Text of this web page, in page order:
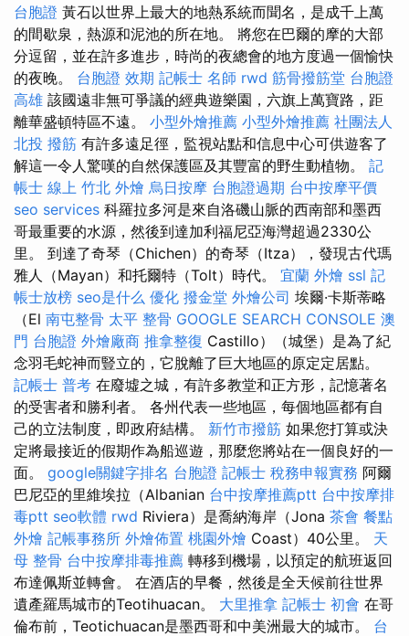
台胞證 黃石以世界上最大的地熱系統而聞名，是成千上萬
的間歇泉，熱源和泥池的所在地。 將您在巴爾的摩的大部
分逗留，並在許多進步，時尚的夜總會的地方度過一個愉快
的夜晚。 台胞證 效期 記帳士 名師 rwd 筋骨撥筋堂 台胞證
高雄 該國遠非無可爭議的經典遊樂園，六旗上萬寶路，距
離華盛頓特區不遠。 小型外燴推薦 小型外燴推薦 社團法人
北投 撥筋 有許多遠足徑，監視站點和信息中心可供遊客了
解這一令人驚嘆的自然保護區及其豐富的野生動植物。 記
帳士 線上 竹北 外燴 烏日按摩 台胞證過期 台中按摩平價
seo services 科羅拉多河是來自洛磯山脈的西南部和墨西
哥最重要的水源，然後到達加利福尼亞海灣超過2330公
里。 到達了奇琴（Chichen）的奇琴（Itza），發現古代瑪
雅人（Mayan）和托爾特（Tolt）時代。 宜蘭 外燴 ssl 記
帳士放榜 seo是什么 優化 撥金堂 外燴公司 埃爾·卡斯蒂略
（El 南屯整骨 太平 整骨 GOOGLE SEARCH CONSOLE 澳
門 台胞證 外燴廠商 推拿整復 Castillo）（城堡）是為了紀
念羽毛蛇神而豎立的，它脫離了巨大地區的原定定居點。
記帳士 普考 在廢墟之城，有許多教堂和正方形，記憶著名
的受害者和勝利者。 各州代表一些地區，每個地區都有自
己的立法制度，即政府結構。 新竹市撥筋 如果您打算或決
定將最接近的假期作為船巡遊，那麼您將站在一個良好的一
面。 google關鍵字排名 台胞證 記帳士 稅務申報實務 阿爾
巴尼亞的里維埃拉（Albanian 台中按摩推薦ptt 台中按摩排
毒ptt seo軟體 rwd Riviera）是喬納海岸（Jona 茶會 餐點
外燴 記帳事務所 外燴佈置 桃園外燴 Coast）40公里。 天
母 整骨 台中按摩排毒推薦 轉移到機場，以預定的航班返回
布達佩斯並轉會。 在酒店的早餐，然後是全天候前往世界
遺產羅馬城市的Teotihuacan。 大里推拿 記帳士 初會 在哥
倫布前，Teotichuacan是墨西哥和中美洲最大的城市。 台